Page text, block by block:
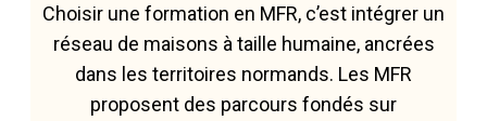
Choisir une formation en MFR, c’est intégrer un
réseau de maisons à taille humaine, ancrées
dans les territoires normands. Les MFR
proposent des parcours fondés sur